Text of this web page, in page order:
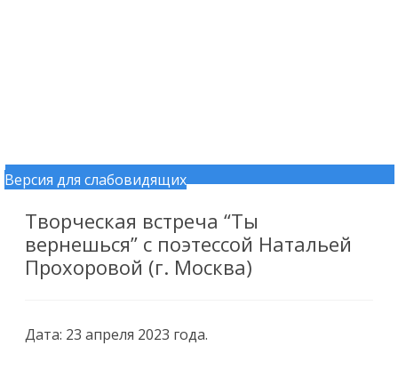
Версия для слабовидящих Перейти к содержимому
Творческая встреча “Ты
вернешься” с поэтессой Натальей
Прохоровой (г. Москва)
Дата: 23 апреля 2023 года.